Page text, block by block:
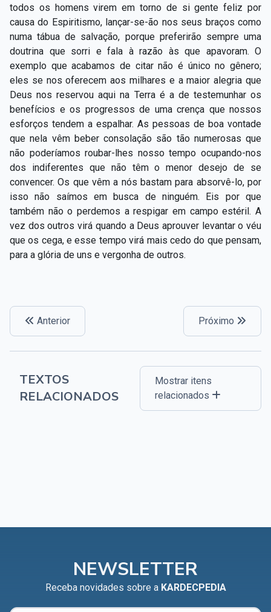
todos os homens virem em torno de si gente feliz por
causa do Espiritismo, lançar-se-ão nos seus braços como
numa tábua de salvação, porque preferirão sempre uma
doutrina que sorri e fala à razão às que apavoram. O
exemplo que acabamos de citar não é único no gênero;
eles se nos oferecem aos milhares e a maior alegria que
Deus nos reservou aqui na Terra é a de testemunhar os
benefícios e os progressos de uma crença que nossos
esforços tendem a espalhar. As pessoas de boa vontade
que nela vêm beber consolação são tão numerosas que
não poderíamos roubar-lhes nosso tempo ocupando-nos
dos indiferentes que não têm o menor desejo de se
convencer. Os que vêm a nós bastam para absorvê-lo, por
isso não saímos em busca de ninguém. Eis por que
também não o perdemos a respigar em campo estéril. A
vez dos outros virá quando a Deus aprouver levantar o véu
que os cega, e esse tempo virá mais cedo do que pensam,
para a glória de uns e vergonha de outros.
Anterior Próximo
TEXTOS
RELACIONADOS
Mostrar itens
relacionados
NEWSLETTER
Receba novidades sobre a KARDECPEDIA